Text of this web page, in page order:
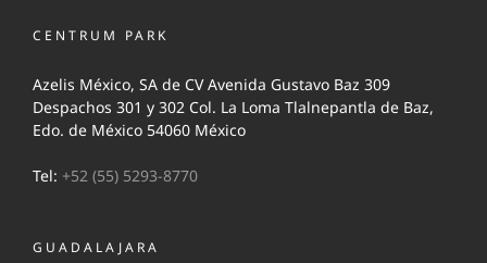
CENTRUM PARK
Azelis México, SA de CV Avenida Gustavo Baz 309
Despachos 301 y 302 Col. La Loma Tlalnepantla de Baz,
Edo. de México 54060 México
Tel: +52 (55) 5293-8770
GUADALAJARA